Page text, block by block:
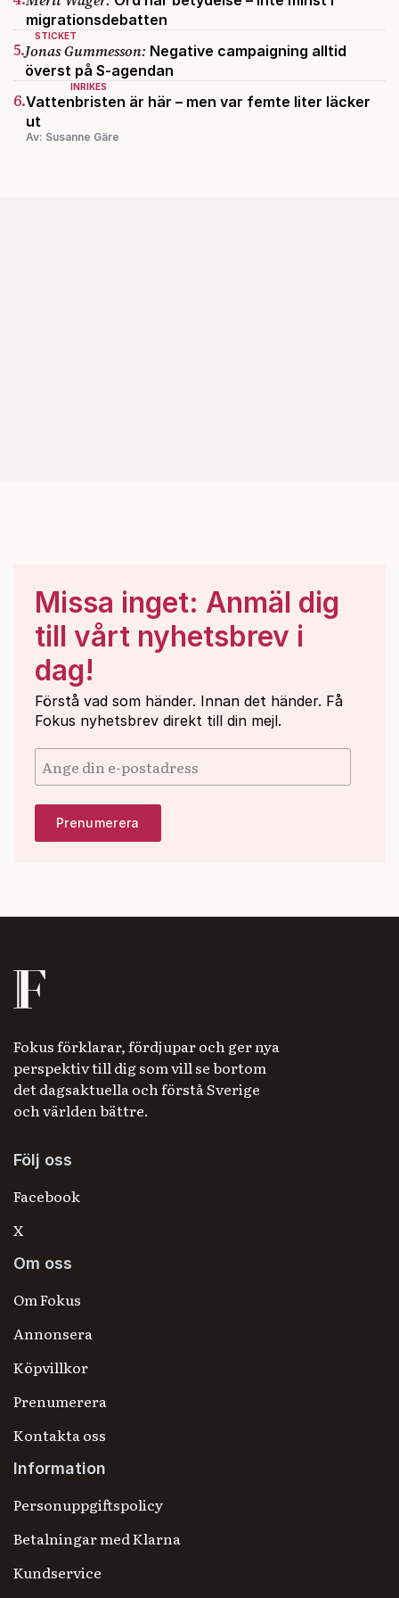
migrationsdebatten
STICKET
5.Jonas Gummesson: Negative campaigning alltid
överst på S-agendan
INRIKES
6.Vattenbristen är här – men var femte liter läcker
ut
Av: Susanne Gäre
Missa inget: Anmäl dig
till vårt nyhetsbrev i
dag!
Förstå vad som händer. Innan det händer. Få
Fokus nyhetsbrev direkt till din mejl.
Fokus förklarar, fördjupar och ger nya
perspektiv till dig som vill se bortom
det dagsaktuella och förstå Sverige
och världen bättre.
Följ oss
Facebook
X
Om oss
Om Fokus
Annonsera
Köpvillkor
Prenumerera
Kontakta oss
Information
Personuppgiftspolicy
Betalningar med Klarna
Kundservice